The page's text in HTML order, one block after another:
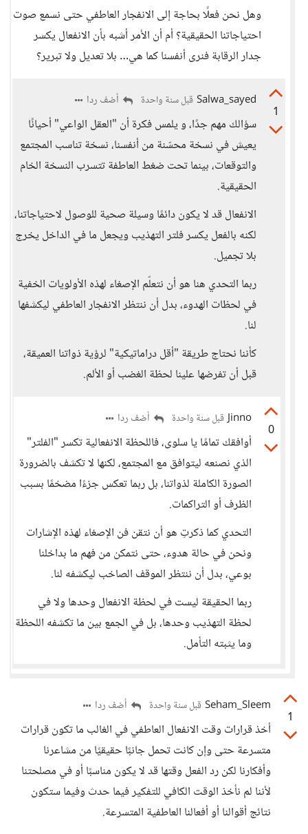
وهل نحن فعلًا بحاجة إلى الانفجار العاطفي حتى نسمع صوت
احتياجاتنا الحقيقية؟ أم أن الأمر أشبه بأن الانفعال يكسر
جدار الرقابة فنرى أنفسنا كما هي… بلا تعديل ولا تبرير؟
1
Salwa_sayed قبل سنة واحدة أضف ردا
سؤالك مهم جدًا، و يلمس فكرة أن "العقل الواعي" أحيانًا
يعيش في نسخة محسّنة من أنفسنا، نسخة تناسب المجتمع
والتوقعات، بينما تحت ضغط العاطفة تتسرب النسخة الخام
الحقيقية.
الانفعال قد لا يكون دائمًا وسيلة صحية للوصول لاحتياجاتنا،
لكنه بالفعل يكسر فلتر التهذيب ويجعل ما في الداخل يخرج
بلا تجميل.
ربما التحدي هنا هو أن نتعلّم الإصغاء لهذه الأولويات الخفية
في لحظات الهدوء، بدل أن ننتظر الانفجار العاطفي ليكشفها
لنا.
كأننا نحتاج طريقة "أقل دراماتيكية" لرؤية ذواتنا العميقة،
قبل أن تفرضها علينا لحظة الغضب أو الألم.
0
Jinno قبل سنة واحدة أضف ردا
أوافقك تمامًا يا سلوى، فاللحظة الانفعالية تكسر "الفلتر"
الذي نصنعه ليتوافق مع المجتمع، لكنها لا تكشف بالضرورة
الصورة الكاملة لذواتنا، بل ربما تعكس جزءًا مضخمًا بسبب
الظرف أو التراكمات.
التحدي كما ذكرتِ هو أن نتقن فن الإصغاء لهذه الإشارات
ونحن في حالة هدوء، حتى نتمكن من فهم ما بداخلنا
بوعي، بدل أن ننتظر الموقف الصاخب ليكشفه لنا.
ربما الحقيقة ليست في لحظة الانفعال وحدها ولا في
لحظة التهذيب وحدها، بل في الجمع بين ما تكشفه اللحظة
وما يثبته التأمل.
1
Seham_Sleem قبل سنة واحدة أضف ردا
أخذ قرارات وقت الانفعال العاطفي في الغالب ما تكون قرارات
متسرعة حتى وإن كانت تحمل جانبًا حقيقيًا من مشاعرنا
وأفكارنا لكن رد الفعل وقتها قد لا يكون مناسبًا أو في مصلحتنا
لأننا لم نأخذ الوقت الكافي للتفكير فيما حدث وفيما ستكون
نتائج أقوالنا أو أفعالنا العاطفية المتسرعة.